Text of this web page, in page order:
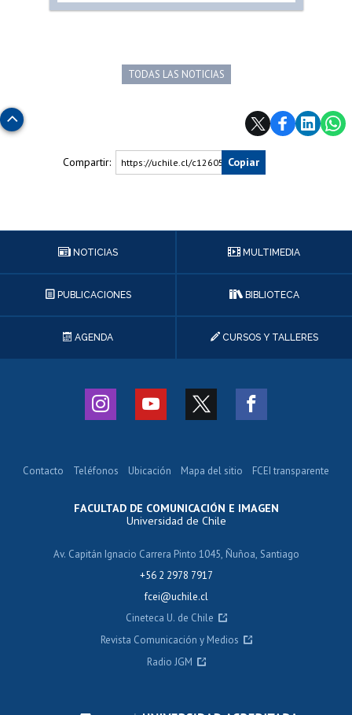
TODAS LAS NOTICIAS
Subir
Compartir: https://uchile.cl/c126058Copiar
NOTICIAS MULTIMEDIA
PUBLICACIONES BIBLIOTECA
AGENDA CURSOS Y TALLERES
FACULTAD DE COMUNICACIÓN E IMAGEN
Universidad de Chile
Av. Capitán Ignacio Carrera Pinto 1045, Ñuñoa, Santiago
+56 2 2978 7917
fcei@uchile.cl
Contacto Teléfonos Ubicación Mapa del sitio FCEI transparente
Cineteca U. de Chile
Revista Comunicación y Medios
Radio JGM